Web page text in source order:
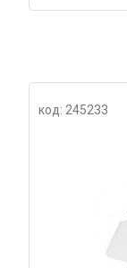
код: 245233